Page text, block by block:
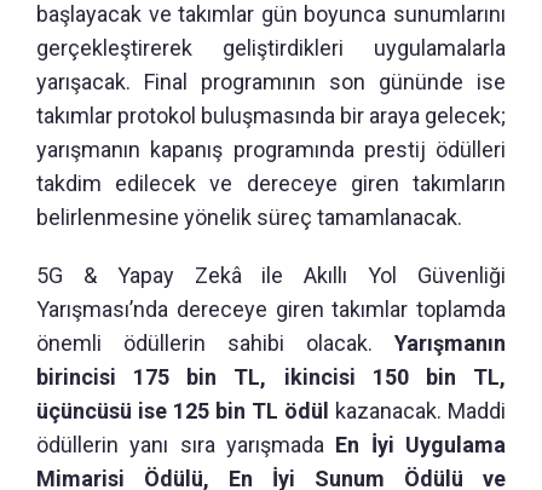
başlayacak ve takımlar gün boyunca sunumlarını
gerçekleştirerek geliştirdikleri uygulamalarla
yarışacak. Final programının son gününde ise
takımlar protokol buluşmasında bir araya gelecek;
yarışmanın kapanış programında prestij ödülleri
takdim edilecek ve dereceye giren takımların
belirlenmesine yönelik süreç tamamlanacak.
5G & Yapay Zekâ ile Akıllı Yol Güvenliği
Yarışması’nda dereceye giren takımlar toplamda
önemli ödüllerin sahibi olacak. Yarışmanın
birincisi 175 bin TL, ikincisi 150 bin TL,
üçüncüsü ise 125 bin TL ödül
kazanacak. Maddi
ödüllerin yanı sıra yarışmada En İyi Uygulama
Mimarisi Ödülü, En İyi Sunum Ödülü ve